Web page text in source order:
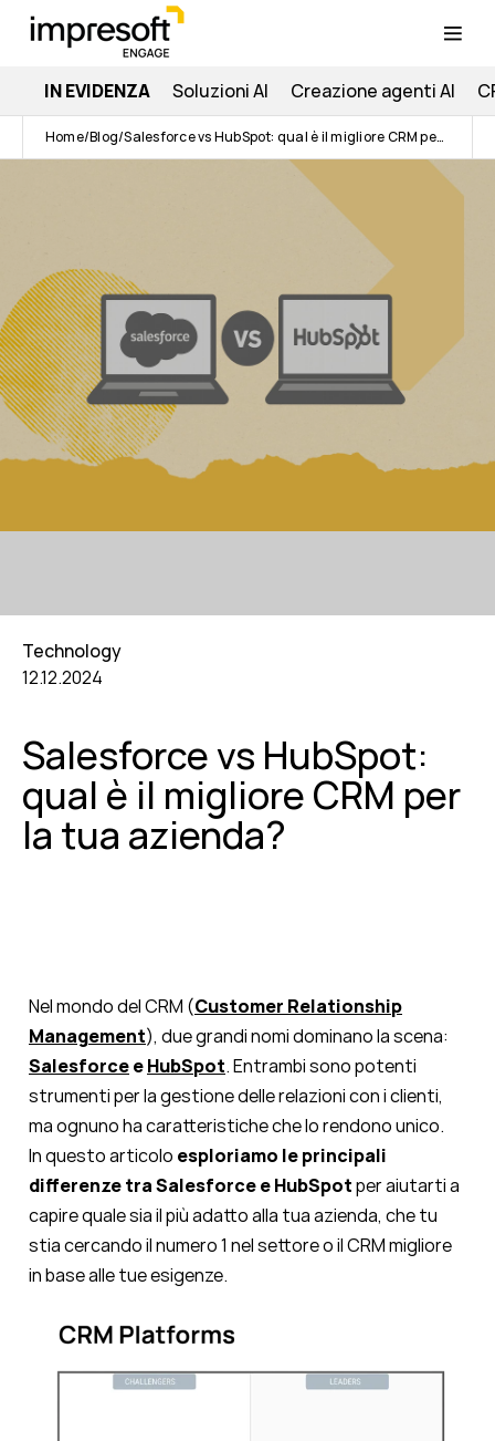
IN EVIDENZA Soluzioni AI Creazione agenti AI
Home Blog Salesforce vs HubSpot: qual è il migliore CRM per la tua azienda?
Technology
12.12.2024
Salesforce vs HubSpot:
qual è il migliore CRM per
la tua azienda?
Nel mondo del CRM (Customer Relationship
Management), due grandi nomi dominano la scena:
SalesforceeHubSpot. Entrambi sono potenti
strumenti per la gestione delle relazioni con i clienti,
ma ognuno ha caratteristiche che lo rendono unico.
In questo articolo esploriamo le principali
differenze tra Salesforce e HubSpotper aiutarti a
capire quale sia il più adatto alla tua azienda, che tu
stia cercando il numero 1 nel settore o il CRM migliore
in base alle tue esigenze.